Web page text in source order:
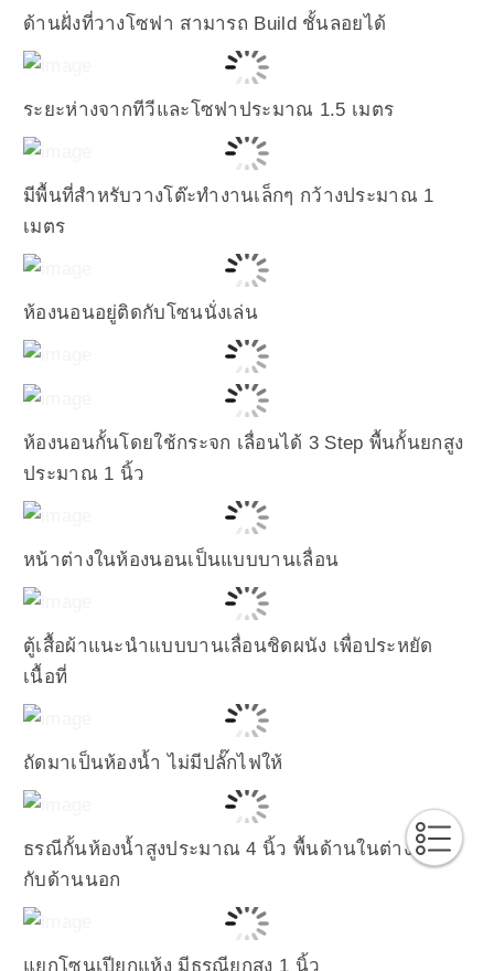
ด้านฝั่งที่วางโซฟา สามารถ Build ชั้นลอยได้
ระยะห่างจากทีวีและโซฟาประมาณ 1.5 เมตร
มีพื้นที่สำหรับวางโต๊ะทำงานเล็กๆ กว้างประมาณ 1
เมตร
ห้องนอนอยู่ติดกับโซนนั่งเล่น
ห้องนอนกั้นโดยใช้กระจก เลื่อนได้ 3 Step พื้นกั้นยกสูง
ประมาณ 1 นิ้ว
หน้าต่างในห้องนอนเป็นแบบบานเลื่อน
ตู้เสื้อผ้าแนะนำแบบบานเลื่อนชิดผนัง เพื่อประหยัด
เนื้อที่
ถัดมาเป็นห้องน้ำ ไม่มีปลั๊กไฟให้
ธรณีกั้นห้องน้ำสูงประมาณ 4 นิ้ว พื้นด้านในต่างระดับ
กับด้านนอก
แยกโซนเปียกแห้ง มีธรณียกสูง 1 นิ้ว